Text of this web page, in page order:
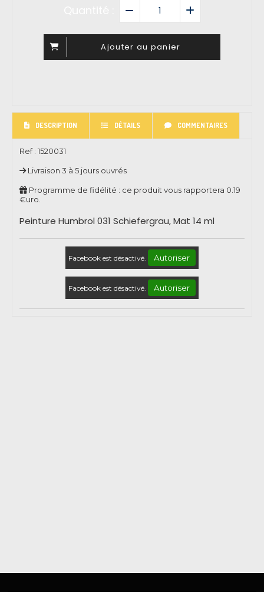
Ajouter au panier
DESCRIPTION DÉTAILS COMMENTAIRES
Ref : 1520031
Livraison 3 à 5 jours ouvrés
Programme de fidélité : ce produit vous rapportera 0.19
€uro.
Peinture Humbrol 031 Schiefergrau, Mat 14 ml
Facebook est désactivé. Autoriser
Facebook est désactivé. Autoriser